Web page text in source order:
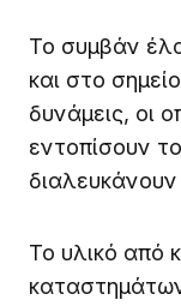
Το συμβάν
και στο
δυνάμεις, οι
εντοπίσουν
Το υλικό από